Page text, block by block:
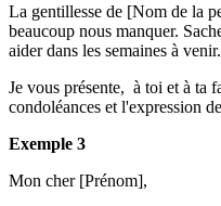
La gentillesse de [Nom de la
beaucoup nous manquer.
aider dans les semaines à venir.
Je vous présente, à toi et à ta
condoléances et l'expression
Exemple 3
Mon cher [Prénom],